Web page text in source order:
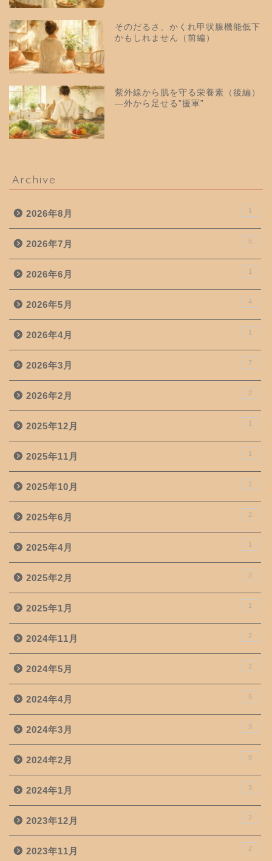
そのだるさ、かくれ甲状腺機能低下
かもしれません（前編）
紫外線から肌を守る栄養素（後編）
—外から足せる”援軍”
Archive
2026年8月 1
2026年7月 5
2026年6月 1
2026年5月 4
2026年4月 1
2026年3月 7
2026年2月 2
2025年12月 1
2025年11月 1
2025年10月 2
2025年6月 2
2025年4月 1
2025年2月 2
2025年1月 1
2024年11月 2
2024年5月 2
2024年4月 5
2024年3月 3
2024年2月 8
2024年1月 3
2023年12月 7
2023年11月 2